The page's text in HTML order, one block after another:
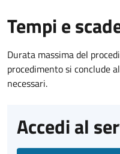
Tempi e
Durata massima del
procedimento si conclude
necessari.
Accedi al